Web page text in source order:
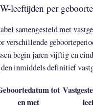
leeftijden per
samengesteld met
verschillende
begin jaren vijftig en
inmiddels definitief
tot
en met